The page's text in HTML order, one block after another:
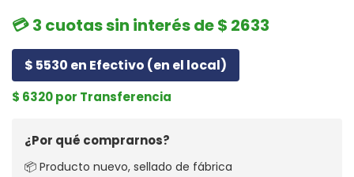
💳 3 cuotas sin interés de $ 2633
$ 5530 en Efectivo (en el local)
$ 6320 por Transferencia
¿Por qué comprarnos?
📦 Producto nuevo, sellado de fábrica